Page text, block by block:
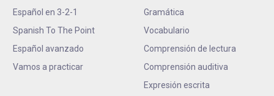
Español en 3-2-1
Spanish To The Point
Español avanzado
Vamos a practicar
Gramática
Vocabulario
Comprensión de lectura
Comprensión auditiva
Expresión escrita